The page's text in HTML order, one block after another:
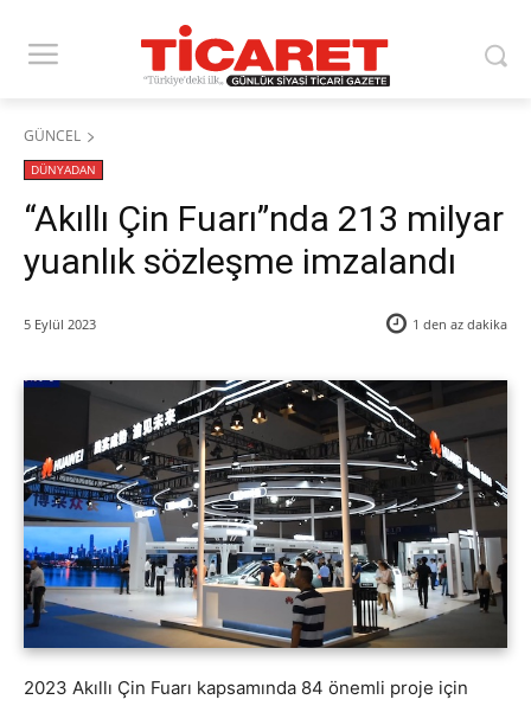
GÜNCEL
DÜNYADAN
“Akıllı Çin Fuarı”nda 213 milyar
yuanlık sözleşme imzalandı
5 Eylül 2023 1 den az dakika
2023 Akıllı Çin Fuarı kapsamında 84 önemli proje için